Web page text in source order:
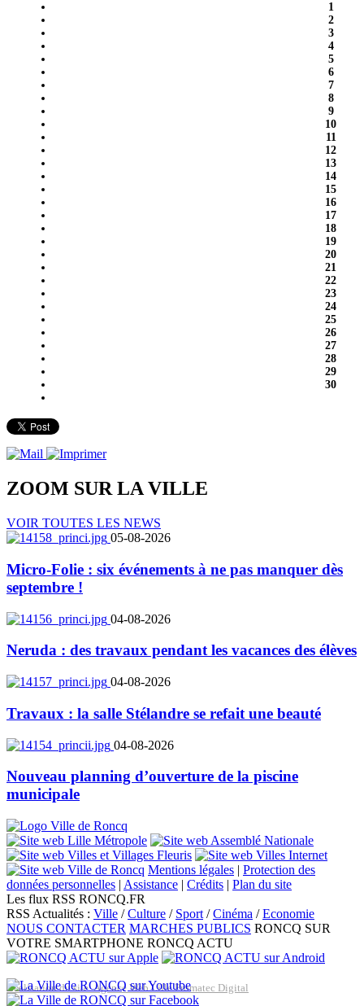
1
2
3
4
5
6
7
8
9
10
11
12
13
14
15
16
17
18
19
20
21
22
23
24
25
26
27
28
29
30
ZOOM SUR LAVILLE
VOIR TOUTES LES NEWS
05-08-2026
Micro-Folie : six événements à ne pas manquer dès
septembre !
04-08-2026
Neruda : des travaux pendant les vacances des élèves
04-08-2026
Travaux : la salle Stélandre se refait une beauté
04-08-2026
Nouveau planning d’ouverture de la piscine
municipale
Mentions légales | Protection des
données personnelles | Assistance | Crédits | Plan du site
Les flux RSS RONCQ.FR
RSS Actualités : Ville /Culture / Sport /Cinéma /Economie
NOUS CONTACTER MARCHES PUBLICS RONCQ SUR
VOTRE SMARTPHONE RONCQ ACTU
Réalisation du site: Agence Web Lille Promatec Digital